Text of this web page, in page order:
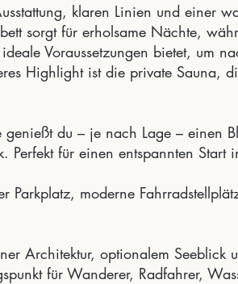
klaren Linien und einer
sorgt für erholsame Nächte,
Voraussetzungen bietet, um
Highlight ist die private Sauna,
genießt du – je nach Lage – einen
Perfekt für einen entspannten
Parkplatz, moderne
Architektur, optionalem Seeblick
für Wanderer, Radfahrer,